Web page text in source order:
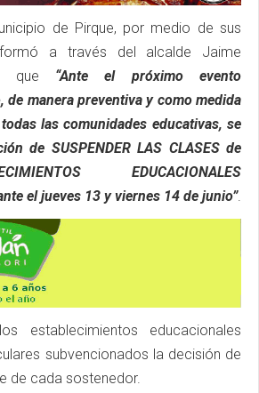
de Pirque, por medio de sus
a través del alcalde Jaime
que “Ante el próximo evento
manera preventiva y como medida
las comunidades educativas, se
de SUSPENDER LAS CLASES de
EDUCACIONALES
el jueves 13 y viernes 14 de junio”.
establecimientos educacionales
subvencionados la decisión de
de cada sostenedor.